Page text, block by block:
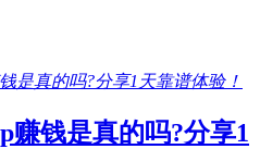
赚钱是真的吗?分享1